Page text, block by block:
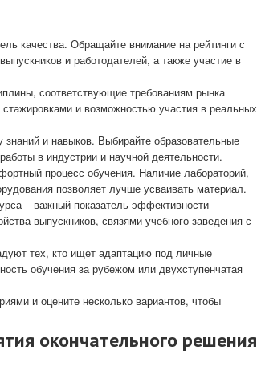
качества. Обращайте внимание на рейтинги с
и работодателей, а также участие в
соответствующие требованиям рынка
и возможностью участия в реальных
знаний и навыков. Выбирайте образовательные
в индустрии и научной деятельности.
процесс обучения. Наличие лабораторий,
позволяет лучше усваивать материал.
– важный показатель эффективности
выпускников, связями учебного заведения с
тех, кто ищет адаптацию под личные
обучения за рубежом или двухступенчатая
и оцените несколько вариантов, чтобы
окончательного решения